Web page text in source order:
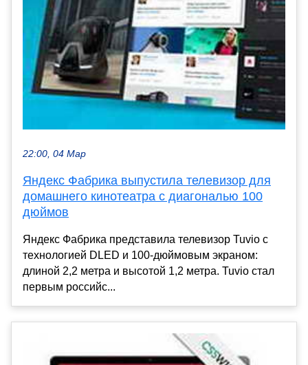
22:00, 04 Мар
Яндекс Фабрика выпустила телевизор для
домашнего кинотеатра с диагональю 100
дюймов
Яндекс Фабрика представила телевизор Tuvio с
технологией DLED и 100-дюймовым экраном:
длиной 2,2 метра и высотой 1,2 метра. Tuvio стал
первым российс...